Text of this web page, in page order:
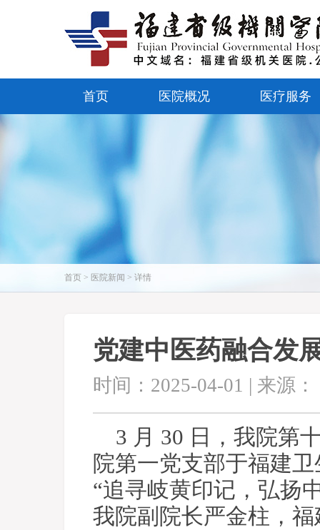
首页 医院概况 医疗服务
首页 > 医院新闻 > 详情
党建中医药融合发
时间：2025-04-01 | 来源
3 月 30 日，我院第
院第一党支部于福建
“追寻岐黄印记，弘扬
我院副院长严金柱，